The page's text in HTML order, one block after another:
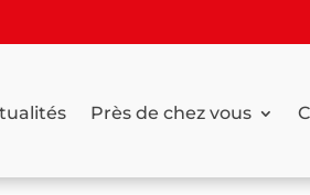
Près de chez vous